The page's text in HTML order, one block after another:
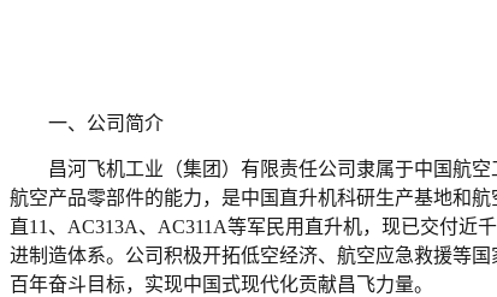
一、公司简介
昌河飞机工业（集团）有限责任公司隶属于中国航
航空产品零部件的能力，是中国直升机科研生产基地和
直11、AC313A、AC311A等军民用直升机，现已交付近
进制造体系。公司积极开拓低空经济、航空应急救援等
百年奋斗目标，实现中国式现代化贡献昌飞力量。